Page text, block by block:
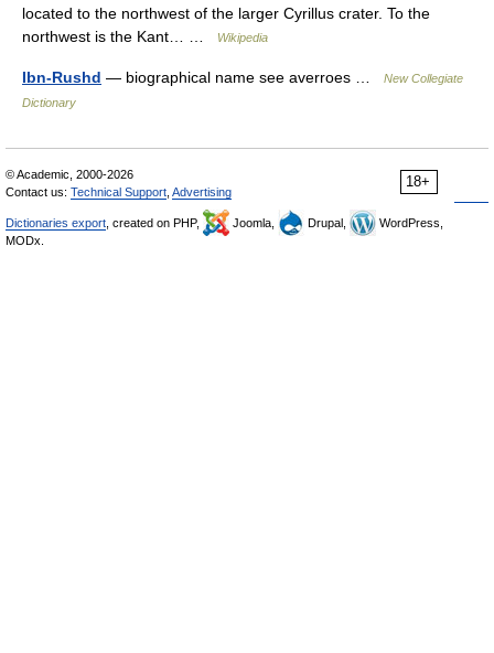
located to the northwest of the larger Cyrillus crater. To the
northwest is the Kant… …
Wikipedia
Ibn-Rushd — biographical name see averroes …
New Collegiate
Dictionary
18+
© Academic, 2000-2026
Contact us: Technical Support Advertising
Dictionaries export , created on PHP, Joomla, Drupal,
WordPress,
MODx.